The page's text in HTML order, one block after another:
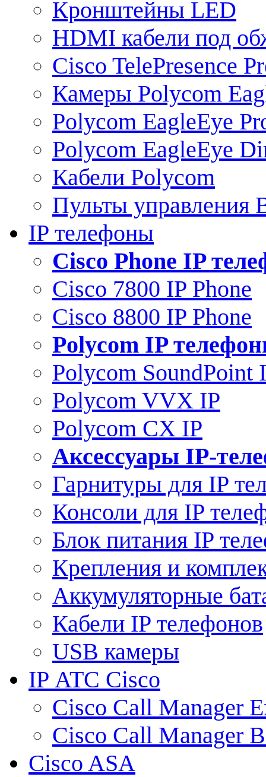
Кронштейны LED
HDMI кабели под
Cisco TelePresence
Камеры Polycom
Polycom EagleEye
Polycom EagleEye
Кабели Polycom
Пульты управления
IP телефоны
Сisco Phone IP
Cisco 7800 IP Phone
Cisco 8800 IP Phone
Polycom IP
Polycom SoundPoint
Polycom VVX IP
Polycom CX IP
Аксессуары IP-
Гарнитуры для IP
Консоли для IP
Блок питания IP
Крепления и
Аккумуляторные
Кабели IP телефонов
USB камеры
IP АТС Cisco
Cisco Call Manager
Cisco Call Manager
Cisco ASA